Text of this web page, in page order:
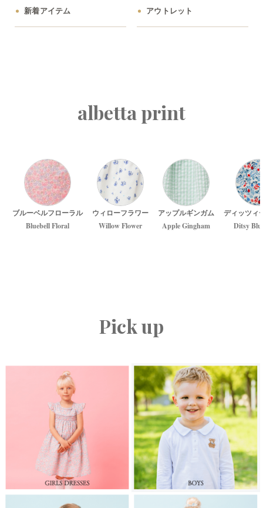
新着アイテム アウトレット
albetta print
ブルーベルフローラル
Bluebell Floral
ウィローフラワー
Willow Flower
アップルギンガム
Apple Gingham
ディッツィ
Ditsy
Pick up